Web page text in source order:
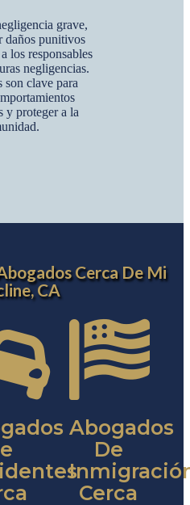
grave,
daños punitivos
los responsables
negligencias.
son clave para
y proteger a la
Cerca De Mi
CA
Abogados
De
Cerca